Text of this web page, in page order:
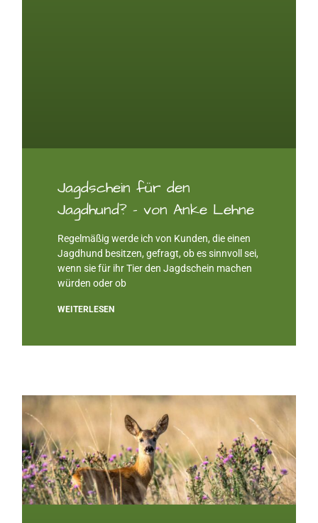
Jagdschein für den
Jagdhund? – von Anke Lehne
Regelmäßig werde ich von Kunden, die einen
Jagdhund besitzen, gefragt, ob es sinnvoll sei,
wenn sie für ihr Tier den Jagdschein machen
würden oder ob
WEITERLESEN